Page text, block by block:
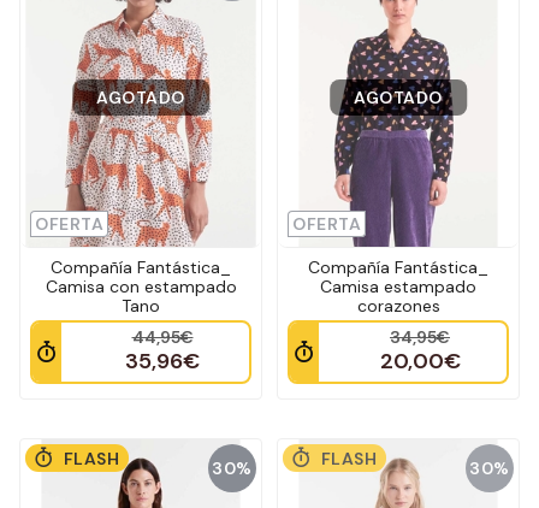
OFERTA
AGOTADO
Compañía Fantástica_
Camisa con estampado
Tano
44,95€
35,96€
OFERTA
AGOTADO
Compañía Fantástica_
Camisa estampado
corazones
34,95€
20,00€
30%
FLASH 30%
FLASH